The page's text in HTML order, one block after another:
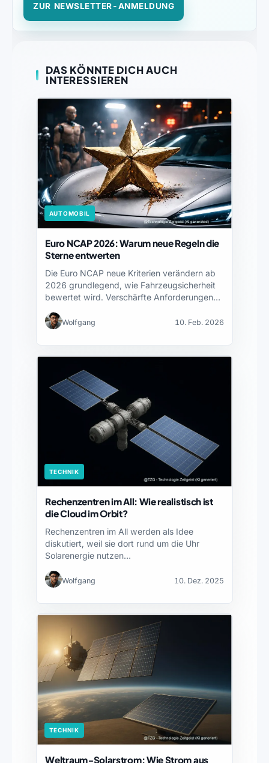
ZUR NEWSLETTER-ANMELDUNG
DAS KÖNNTE DICH AUCH
INTERESSIEREN
AUTOMOBIL
Euro NCAP 2026: Warum neue Regeln die
Sterne entwerten
Die Euro NCAP neue Kriterien verändern ab
2026 grundlegend, wie Fahrzeugsicherheit
bewertet wird. Verschärfte Anforderungen
Wolfgang 10. Feb. 2026
TECHNIK
Rechenzentren im All: Wie realistisch ist
die Cloud im Orbit?
Rechenzentren im All werden als Idee
diskutiert, weil sie dort rund um die Uhr
Solarenergie nutzen…
Wolfgang 10. Dez. 2025
TECHNIK
Weltraum‑Solarstrom: Wie Strom aus